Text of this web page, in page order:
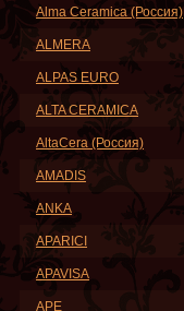
Alma Ceramica (Россия)
ALMERA
ALPAS EURO
ALTA CERAMICA
AltaCera (Россия)
AMADIS
ANKA
APARICI
APAVISA
APE